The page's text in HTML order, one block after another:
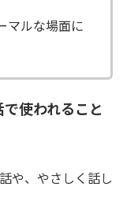
マルな場面に
使われること
や、やさしく話し